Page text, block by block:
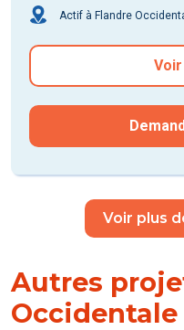
Actif à Flandre
Voir plus
Autres
Occidentale